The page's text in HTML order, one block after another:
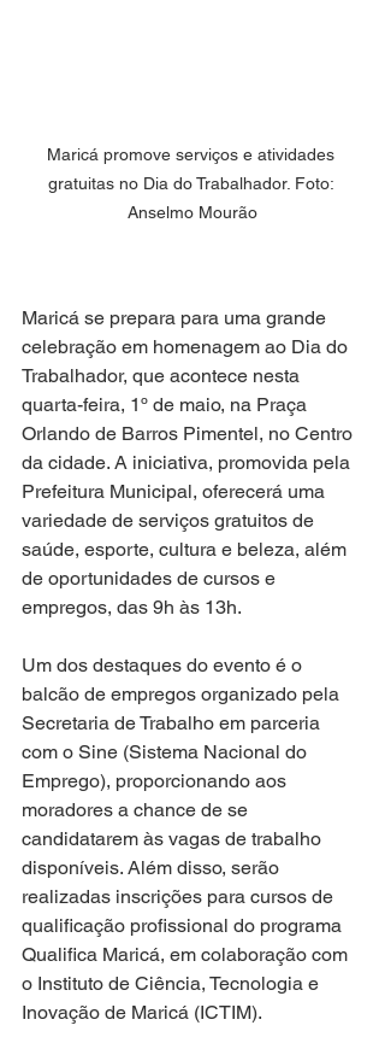
Maricá promove serviços e atividades
gratuitas no Dia do Trabalhador. Foto:
Anselmo Mourão
Maricá se prepara para uma grande
celebração em homenagem ao Dia do
Trabalhador, que acontece nesta
quarta-feira, 1º de maio, na Praça
Orlando de Barros Pimentel, no Centro
da cidade. A iniciativa, promovida pela
Prefeitura Municipal, oferecerá uma
variedade de serviços gratuitos de
saúde, esporte, cultura e beleza, além
de oportunidades de cursos e
empregos, das 9h às 13h.
Um dos destaques do evento é o
balcão de empregos organizado pela
Secretaria de Trabalho em parceria
com o Sine (Sistema Nacional do
Emprego), proporcionando aos
moradores a chance de se
candidatarem às vagas de trabalho
disponíveis. Além disso, serão
realizadas inscrições para cursos de
qualificação profissional do programa
Qualifica Maricá, em colaboração com
o Instituto de Ciência, Tecnologia e
Inovação de Maricá (ICTIM).